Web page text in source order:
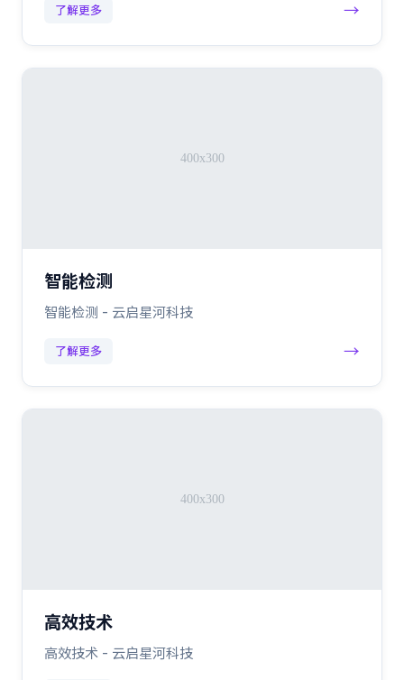
了解更多 →
智能检测
智能检测 - 云启星河科技
了解更多 →
高效技术
高效技术 - 云启星河科技